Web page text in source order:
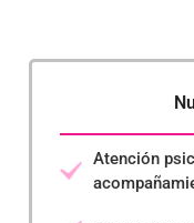
Atención